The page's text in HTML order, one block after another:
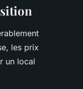
les prix
un local